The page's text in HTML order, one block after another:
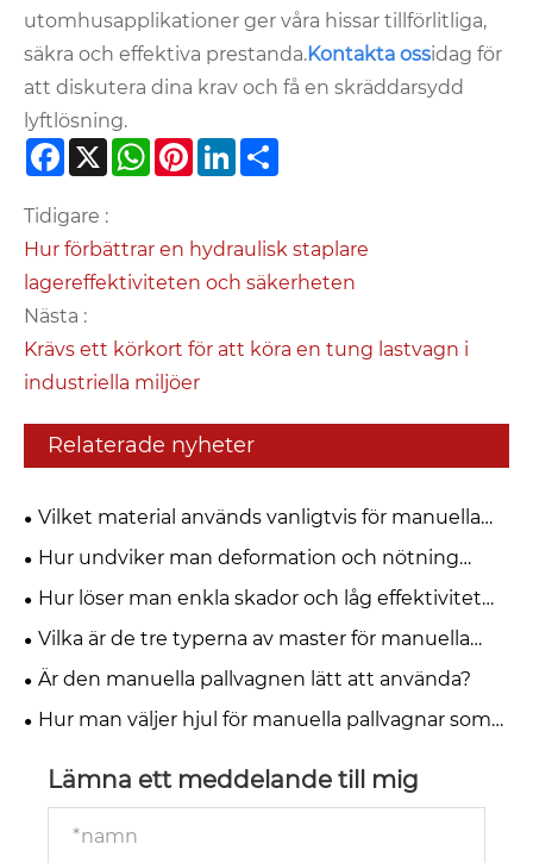
utomhusapplikationer ger våra hissar tillförlitliga,
säkra och effektiva prestanda.Kontakta ossidag för
att diskutera dina krav och få en skräddarsydd
lyftlösning.
Facebook
X WhatsApp
Pinterest
LinkedIn
Tidigare :
Hur förbättrar en hydraulisk staplare
lagereffektiviteten och säkerheten
Nästa :
Krävs ett körkort för att köra en tung lastvagn i
industriella miljöer
Relaterade nyheter
Vilket material används vanligtvis för manuella
hydrauliska staplare?
Hur undviker man deformation och nötning
under rullen? Ny böjd gaffelvagn sticker ut
Hur löser man enkla skador och låg effektivitet
vid hantering av haspellast? Denna manuella
pallvagn löser branschproblem
Vilka är de tre typerna av master för manuella
hydrauliska staplare?
Är den manuella pallvagnen lätt att använda?
Hur man väljer hjul för manuella pallvagnar som
Lämna ett meddelande till mig